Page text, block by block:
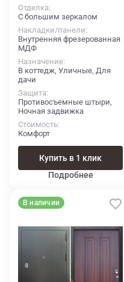
Отделка
С большим зеркалом
Накладки/панели
Внутренняя фрезерованная
МДФ
Назначение
В коттедж, Уличные, Для
дачи
Защита
Противосъемные штыри,
Ночная задвижка
Стоимость
Комфорт
Купить в 1 клик
Подробнее
В наличии